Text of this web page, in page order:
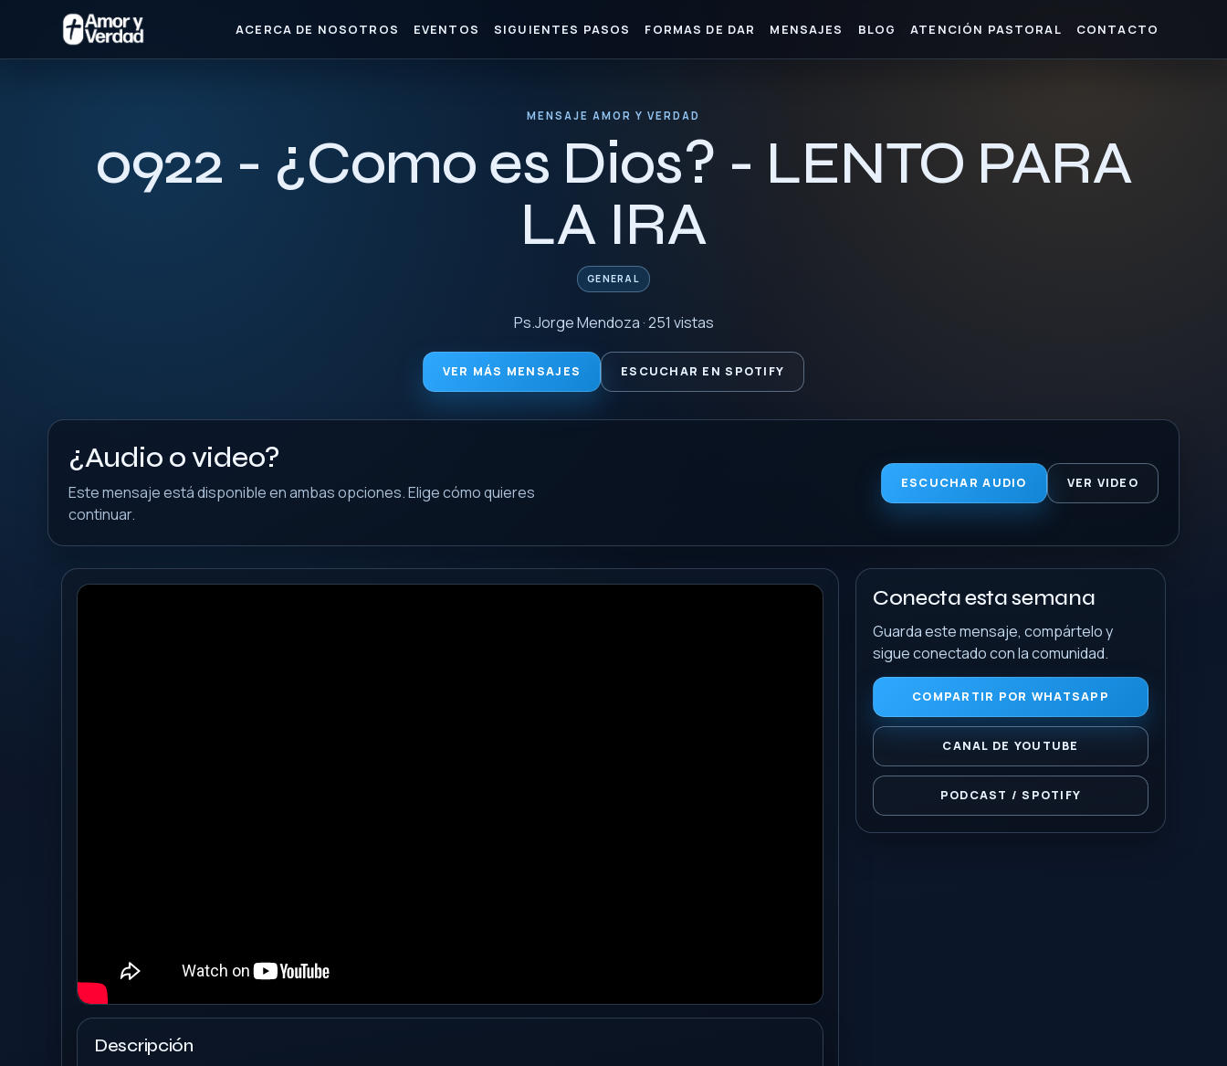
ACERCA DE NOSOTROS EVENTOS SIGUIENTES PASOS FORMAS DE DAR MENSAJES BLOG ATENCIÓN PASTORAL CONTACTO
MENSAJE AMOR Y VERDAD
0922 - ¿Como es Dios? - LENTO PARA
LA IRA
GENERAL
Ps.Jorge Mendoza · 251 vistas
VER MÁS MENSAJES ESCUCHAR EN SPOTIFY
¿Audio o video?
Este mensaje está disponible en ambas opciones. Elige cómo quieres
continuar.
ESCUCHAR AUDIO VER VIDEO
Descripción
Conecta esta semana
Guarda este mensaje, compártelo y
sigue conectado con la comunidad.
COMPARTIR POR WHATSAPP
CANAL DE YOUTUBE
PODCAST / SPOTIFY